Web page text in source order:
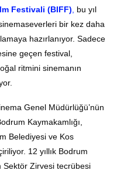
Festivali (BIFF)
bu yıl
bir kez daha
hazırlanıyor. Sadece
geçen festival,
ritmini sinemanın
Genel Müdürlüğü’nün
Kaymakamlığı,
Belediyesi ve Kos
12 yıllık Bodrum
Sektör Zirvesi tecrübesi